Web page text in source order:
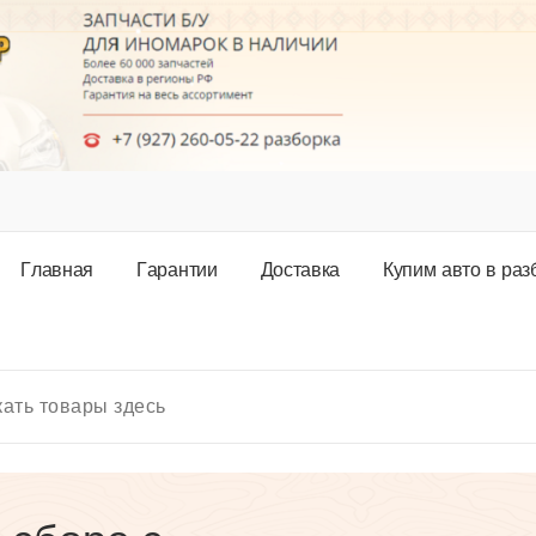
Главная Гарантии Доставка Купим авто в раз